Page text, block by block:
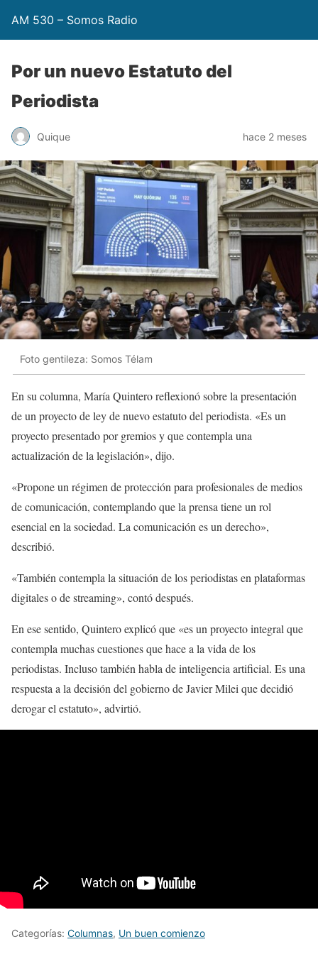
AM 530 – Somos Radio
Por un nuevo Estatuto del
Periodista
Quique hace 2 meses
Foto gentileza: Somos Télam
En su columna, María Quintero reflexionó sobre la presentación
de un proyecto de ley de nuevo estatuto del periodista. «Es un
proyecto presentado por gremios y que contempla una
actualización de la legislación», dijo.
«Propone un régimen de protección para profesionales de medios
de comunicación, contemplando que la prensa tiene un rol
esencial en la sociedad. La comunicación es un derecho»,
describió.
«También contempla la situación de los periodistas en plataformas
digitales o de streaming», contó después.
En ese sentido, Quintero explicó que «es un proyecto integral que
contempla muchas cuestiones que hace a la vida de los
periodistas. Incluso también habla de inteligencia artificial. Es una
respuesta a la decisión del gobierno de Javier Milei que decidió
derogar el estatuto», advirtió.
Categorías: Columnas, Un buen comienzo